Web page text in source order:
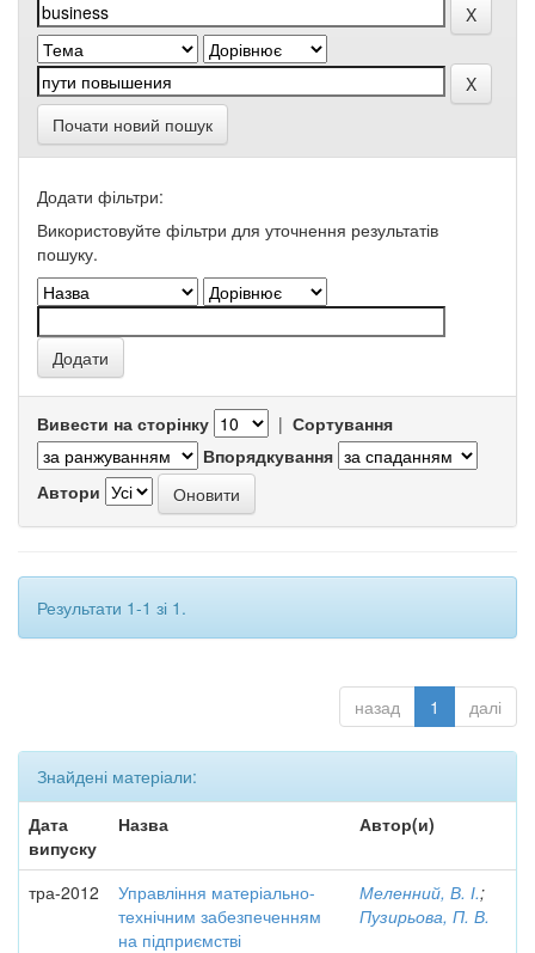
Почати новий пошук
Додати фільтри:
Використовуйте фільтри для уточнення результатів
пошуку.
Вивести на сторінку | Сортування
Впорядкування
Автори
Результати 1-1 зі 1.
назад 1 далі
Знайдені матеріали:
Дата
випуску
Назва Автор(и)
тра-2012
Управління матеріально-
технічним забезпеченням
на підприємстві
Меленний, В. І.;
Пузирьова, П. В.